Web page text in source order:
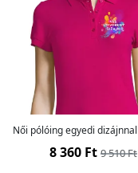
Női pólóing egyedi dizájnnal
8 360 Ft 9 510 Ft